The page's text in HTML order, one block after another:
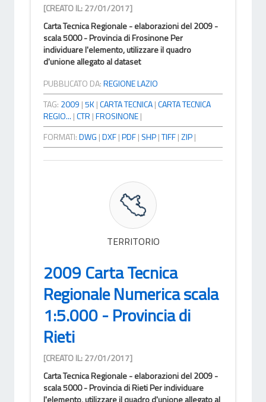
[CREATO IL: 27/01/2017]
Carta Tecnica Regionale - elaborazioni del 2009 -
scala 5000 - Provincia di Frosinone Per
individuare l'elemento, utilizzare il quadro
d'unione allegato al dataset
PUBBLICATO DA:REGIONE LAZIO
TAG: 2009 |5K|CARTA TECNICA|CARTA TECNICA
REGIO... |CTR |FROSINONE|
FORMATI:DWG |DXF|PDF| SHP|TIFF|ZIP|
TERRITORIO
2009 Carta Tecnica
Regionale Numerica scala
1:5.000 - Provincia di
Rieti
[CREATO IL: 27/01/2017]
Carta Tecnica Regionale - elaborazioni del 2009 -
scala 5000 - Provincia di Rieti Per individuare
l'elemento, utilizzare il quadro d'unione allegato al